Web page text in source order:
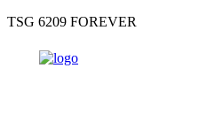
TSG 6209 FOREVER